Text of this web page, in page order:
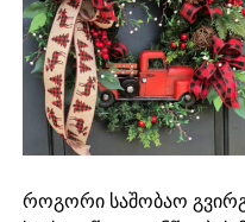
როგორი საშობაო